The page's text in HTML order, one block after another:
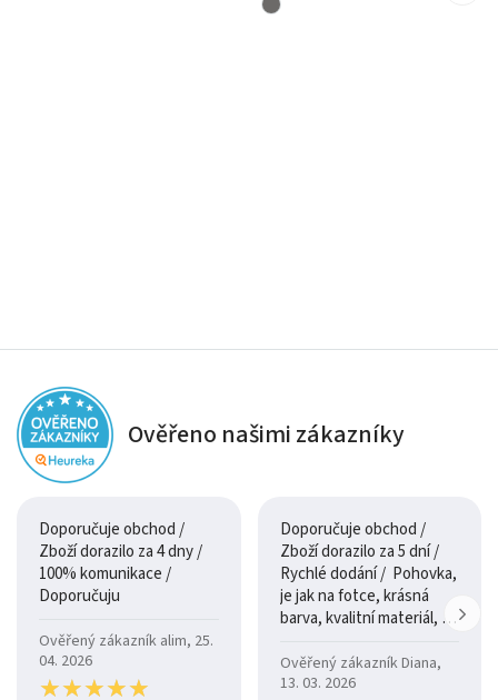
Ověřeno našimi zákazníky
Doporučuje obchod /
Zboží dorazilo za 4 dny /
100% komunikace /
Doporučuju
Ověřený zákazník alim, 25.
04. 2026
★★★★★
★★★★★
Doporučuje obchod /
Zboží dorazilo za 5 dní /
Rychlé dodání / Pohovka,
je jak na fotce, krásná
barva, kvalitní materiál, a
Ověřený zákazník Diana,
13. 03. 2026